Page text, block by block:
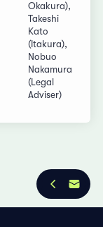
Okakura),
Takeshi
Kato
(Itakura),
Nobuo
Nakamura
(Legal
Adviser)